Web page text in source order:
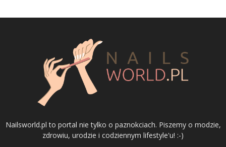
Nailsworld.pl to portal nie tylko o paznokciach. Piszemy o modzie,
zdrowiu, urodzie i codziennym lifestyle'u! :-)